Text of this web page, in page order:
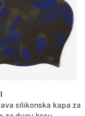
silikonska kapa za